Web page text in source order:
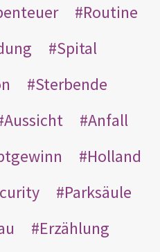
Routine
Spital
Sterbende
Aussicht
Anfall
Holland
Parksäule
Erzählung